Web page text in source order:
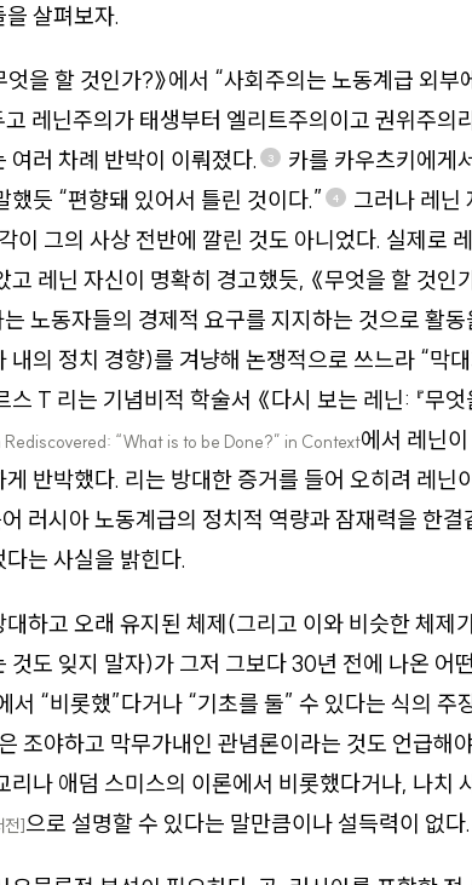
살펴보자.
엇을 할 것인가?》에서 “사회주의는 노동계급 외부
레닌주의가 태생부터 엘리트주의이고 권위주의
여러 차례 반박이 이뤄졌다.
3
카를 카우츠키에게
했듯 “편향돼 있어서 틀린 것이다.”
4
그러나 레닌
이 그의 사상 전반에 깔린 것도 아니었다. 실제로
레닌 자신이 명확히 경고했듯, 《무엇을 할 것인
노동자들의 경제적 요구를 지지하는 것으로 활
내의 정치 경향)를 겨냥해 논쟁적으로 쓰느라 “막
T 리는 기념비적 학술서 《다시 보는 레닌: 『무엇
Rediscovered: “What is to be Done?” in Context에서 레닌
반박했다. 리는 방대한 증거를 들어 오히려 레닌
러시아 노동계급의 정치적 역량과 잠재력을 한결
는 사실을 밝힌다.
하고 오래 유지된 체제(그리고 이와 비슷한 체제
것도 잊지 말자)가 그저 그보다 30년 전에 나온 어
서 “비롯했”다거나 “기초를 둘” 수 있다는 식의 주
조야하고 막무가내인 관념론이라는 것도 언급해
리나 애덤 스미스의 이론에서 비롯했다거나, 나치
전]으로 설명할 수 있다는 말만큼이나 설득력이 없다.